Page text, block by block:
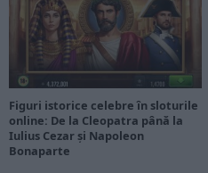
Figuri istorice celebre în sloturile
online: De la Cleopatra până la
Iulius Cezar și Napoleon
Bonaparte